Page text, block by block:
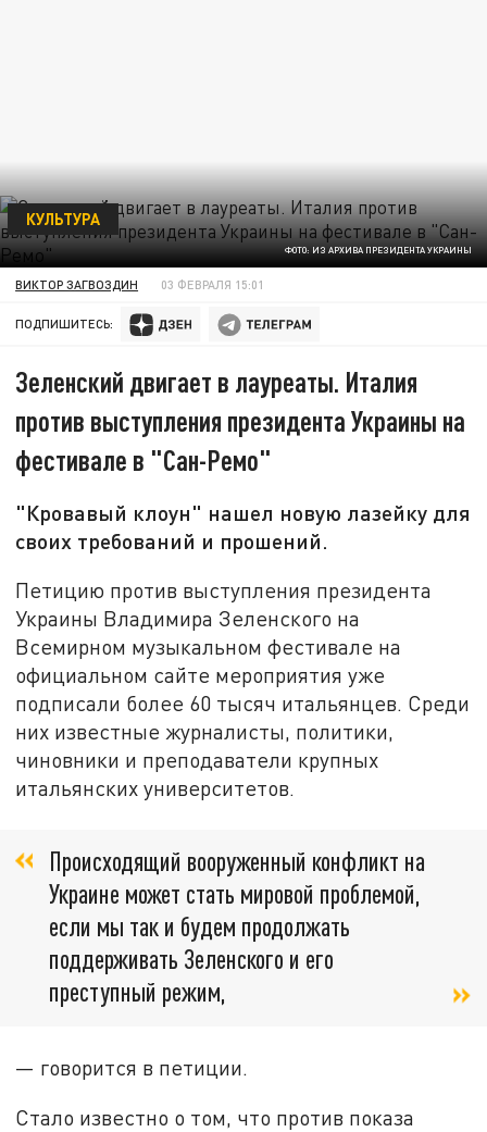
ФОТО: ИЗ АРХИВА ПРЕЗИДЕНТА УКРАИНЫ
КУЛЬТУРА
ВИКТОР ЗАГВОЗДИН 03 ФЕВРАЛЯ 15:01
ПОДПИШИТЕСЬ:
Зеленский двигает в лауреаты. Италия
против выступления президента Украины на
фестивале в "Сан-Ремо"
"Кровавый клоун" нашел новую лазейку для
своих требований и прошений.
Петицию против выступления президента
Украины Владимира Зеленского на
Всемирном музыкальном фестивале на
официальном сайте мероприятия уже
подписали более 60 тысяч итальянцев. Среди
них известные журналисты, политики,
чиновники и преподаватели крупных
итальянских университетов.
Происходящий вооруженный конфликт на
Украине может стать мировой проблемой,
если мы так и будем продолжать
поддерживать Зеленского и его
преступный режим,
— говорится в петиции.
Стало известно о том, что против показа